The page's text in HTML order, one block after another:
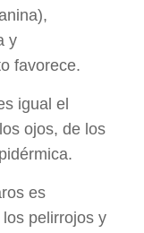
y
favorece.
igual el
ojos, de los
es
pelirrojos y